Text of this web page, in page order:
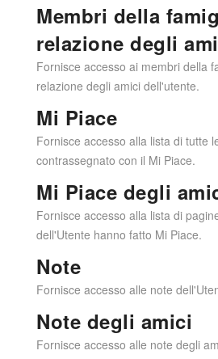
Membri della
relazione degli
Fornisce accesso ai membri della
relazione degli amici dell'utente.
Mi Piace
Fornisce accesso alla lista di tutte
contrassegnato con il Mi Piace.
Mi Piace degli
Fornisce accesso alla lista di
dell'Utente hanno fatto Mi Piace.
Note
Fornisce accesso alle note
Note degli amici
Fornisce accesso alle note degli